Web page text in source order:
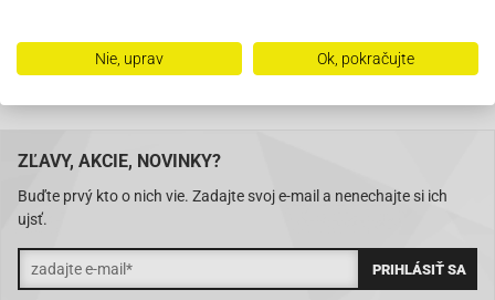
ZĽAVY, AKCIE, NOVINKY?
Buďte prvý kto o nich vie. Zadajte svoj e-mail a nenechajte si ich
ujsť.
Nie, uprav Ok, pokračujte